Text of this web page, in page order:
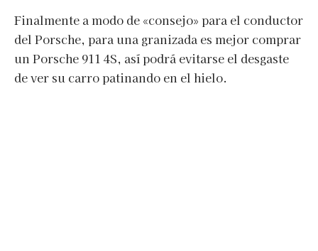
Finalmente a modo de «consejo» para el conductor
del Porsche, para una granizada es mejor comprar
un Porsche 911 4S, así podrá evitarse el desgaste
de ver su carro patinando en el hielo.